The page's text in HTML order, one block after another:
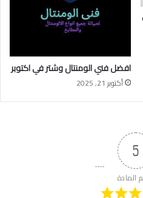
افضل فني الومنتال وشتر في اكتوبر
أكتوبر 21, 2025
5
المادة